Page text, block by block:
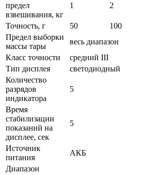
предел
взвешивания, кг
1 2
Точность, г 50 100
Предел выборки
массы тары
весь диапазон
Класс точности
средний III
Тип дисплея
светодиодный
Количество
разрядов
индикатора
5
Время
стабилизации
показаний на
дисплее, сек
5
Источник
питания
АКБ
Диапазон